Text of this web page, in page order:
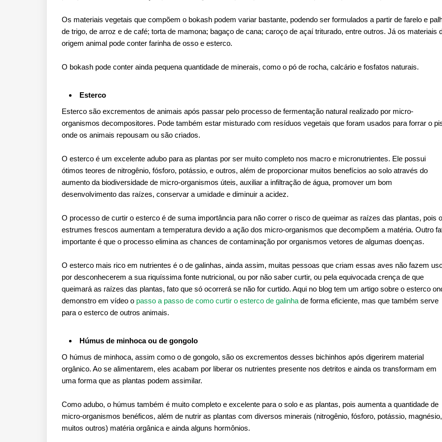
Os materiais vegetais que compõem o bokash podem variar bastante, podendo ser formulados a partir de farelo e
de trigo, de arroz e de café; torta de mamona; bagaço de cana; caroço de açaí triturado, entre outros. Já os materiais
origem animal pode conter farinha de osso e esterco.
O bokash pode conter ainda pequena quantidade de minerais, como o pó de rocha, calcário e fosfatos naturais.
Esterco
Esterco são excrementos de animais após passar pelo processo de fermentação natural realizado por micro-
organismos decompositores. Pode também estar misturado com resíduos vegetais que foram usados para forrar o
onde os animais repousam ou são criados.
O esterco é um excelente adubo para as plantas por ser muito completo nos macro e micronutrientes. Ele possui
ótimos teores de nitrogênio, fósforo, potássio, e outros, além de proporcionar muitos benefícios ao solo através do
aumento da biodiversidade de micro-organismos úteis, auxiliar a infiltração de água, promover um bom
desenvolvimento das raízes, conservar a umidade e diminuir a acidez.
O processo de curtir o esterco é de suma importância para não correr o risco de queimar as raízes das plantas, pois
estrumes frescos aumentam a temperatura devido a ação dos micro-organismos que decompõem a matéria. Outro
importante é que o processo elimina as chances de contaminação por organismos vetores de algumas doenças.
O esterco mais rico em nutrientes é o de galinhas, ainda assim, muitas pessoas que criam essas aves não fazem
por desconhecerem a sua riquíssima fonte nutricional, ou por não saber curtir, ou pela equivocada crença de que
queimará as raízes das plantas, fato que só ocorrerá se não for curtido. Aqui no blog tem um artigo sobre o esterco
demonstro em vídeo o passo a passo de como curtir o esterco de galinha de forma eficiente, mas que também serve
para o esterco de outros animais.
Húmus de minhoca ou de gongolo
O húmus de minhoca, assim como o de gongolo, são os excrementos desses bichinhos após digerirem material
orgânico. Ao se alimentarem, eles acabam por liberar os nutrientes presente nos detritos e ainda os transformam em
uma forma que as plantas podem assimilar.
Como adubo, o húmus também é muito completo e excelente para o solo e as plantas, pois aumenta a quantidade de
micro-organismos benéficos, além de nutrir as plantas com diversos minerais (nitrogênio, fósforo, potássio,
muitos outros) matéria orgânica e ainda alguns hormônios.